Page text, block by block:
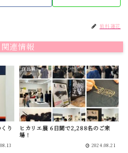
岩科蓮花
関連情報
り
作品展
ヒカリエ展 6日間で2,288名のご来
場！
2024.08.21